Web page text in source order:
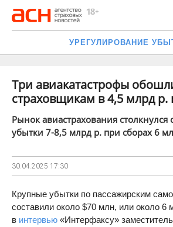
УРЕГУЛИРОВАНИЕ
Три авиакатастрофы
страховщикам в 4,5 млрд р.
Рынок авиастрахования столкнулся
убытки 7-8,5 млрд р. при сборах 6
30.04.2025 17:30
Крупные убытки по пассажирским
составили около $70 млн, или около 6
в интервью «Интерфаксу» заместитель